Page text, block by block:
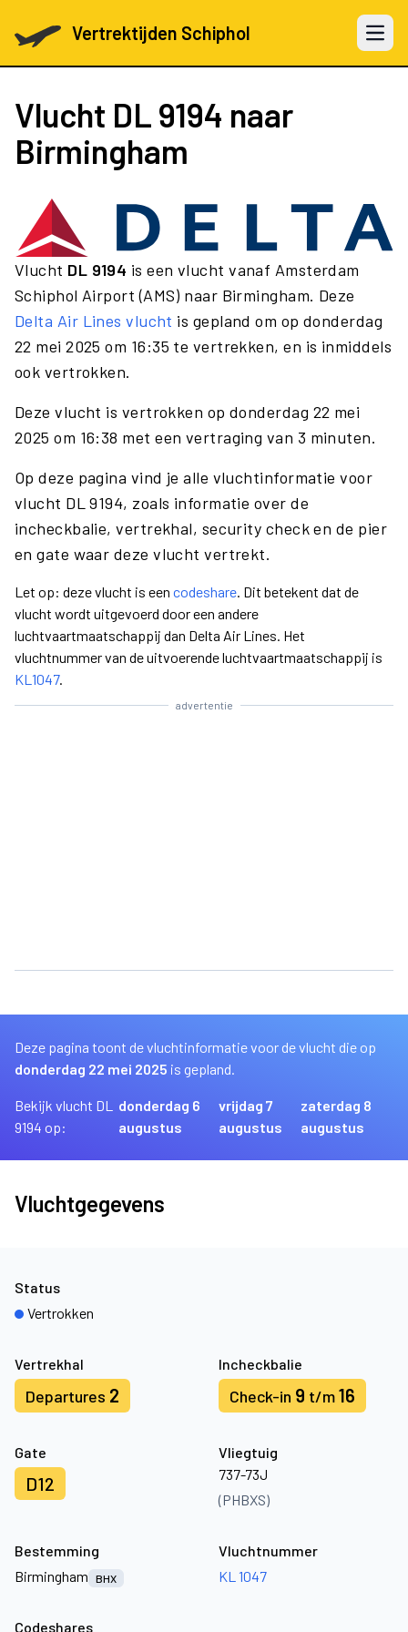
Vertrektijden Schiphol Open
Vlucht DL 9194 naar
Birmingham
Vlucht DL 9194 is een vlucht vanaf Amsterdam
Schiphol Airport (AMS) naar Birmingham. Deze
Delta Air Lines vlucht is gepland om op donderdag
22 mei 2025 om 16:35 te vertrekken, en is inmiddels
ook vertrokken.
Deze vlucht is vertrokken op donderdag 22 mei
2025 om 16:38 met een vertraging van 3 minuten.
Op deze pagina vind je alle vluchtinformatie voor
vlucht DL 9194, zoals informatie over de
incheckbalie, vertrekhal, security check en de pier
en gate waar deze vlucht vertrekt.
Let op: deze vlucht is een codeshare. Dit betekent dat de
vlucht wordt uitgevoerd door een andere
luchtvaartmaatschappij dan Delta Air Lines. Het
vluchtnummer van de uitvoerende luchtvaartmaatschappij is
KL1047.
advertentie
Deze pagina toont de vluchtinformatie voor de vlucht die op
donderdag 22 mei 2025 is gepland.
Bekijk vlucht DL
9194 op:
donderdag 6
augustus
vrijdag 7
augustus
zaterdag 8
augustus
Vluchtgegevens
Vertrekhal
Departures 2
Incheckbalie
Check-in 9 t/m16
Gate
D12
Vliegtuig
737-73J
(PHBXS)
Status
Vertrokken
Bestemming
Birmingham
BHX
Vluchtnummer
KL 1047
Codeshares